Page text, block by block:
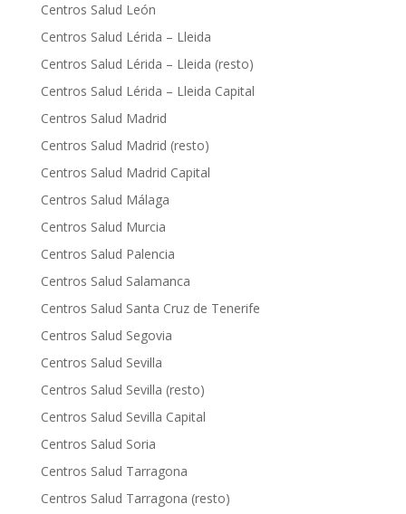
Centros Salud León
Centros Salud Lérida – Lleida
Centros Salud Lérida – Lleida (resto)
Centros Salud Lérida – Lleida Capital
Centros Salud Madrid
Centros Salud Madrid (resto)
Centros Salud Madrid Capital
Centros Salud Málaga
Centros Salud Murcia
Centros Salud Palencia
Centros Salud Salamanca
Centros Salud Santa Cruz de Tenerife
Centros Salud Segovia
Centros Salud Sevilla
Centros Salud Sevilla (resto)
Centros Salud Sevilla Capital
Centros Salud Soria
Centros Salud Tarragona
Centros Salud Tarragona (resto)